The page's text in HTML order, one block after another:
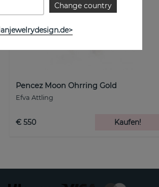
Pencez Moon Ohrring Gold
Efva Attling
€ 550 Kaufen!
Change country